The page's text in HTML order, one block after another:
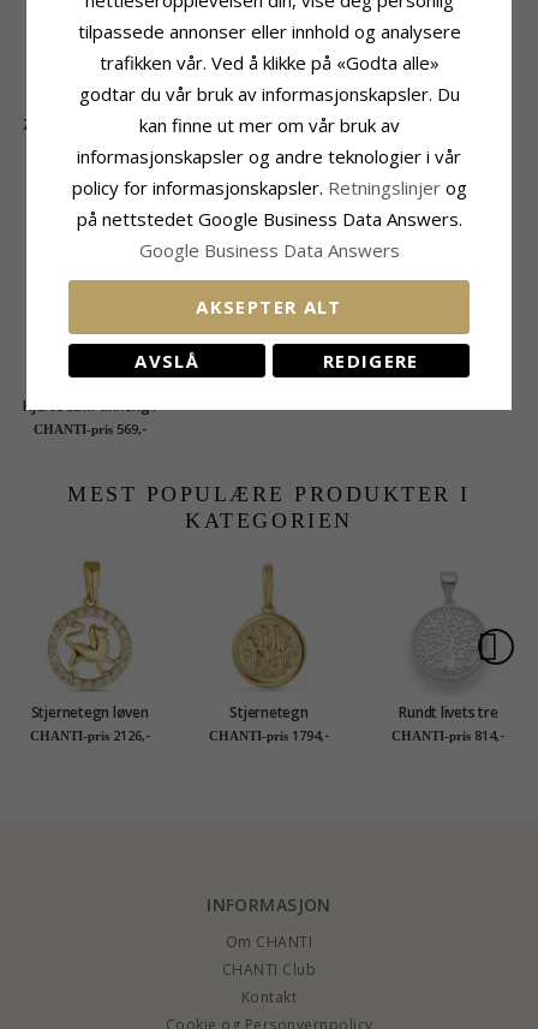
Zirkon sølv anheng i
CHANTI-pris
KUNDER KJØPER OGSÅ
Hjerte safir anheng i
sølv
CHANTI-pris 569,-
MEST POPULÆRE PRODUKTER I
KATEGORIEN
Stjernetegn løven
zirkon anheng i 8
CHANTI-pris 2126,-
Stjernetegn
tvillingene anheng i 9
CHANTI-pris 1794,-
Rundt livets tre
anheng i sølv
CHANTI-pris 814,-
INFORMASJON
Om CHANTI
CHANTI Club
Kontakt
Cookie og Personvernpolicy
tilpassede annonser eller innhold og analysere
trafikken vår. Ved å klikke på «Godta alle»
godtar du vår bruk av informasjonskapsler. Du
kan finne ut mer om vår bruk av
informasjonskapsler og andre teknologier i vår
policy for informasjonskapsler. Retningslinjer og
på nettstedet Google Business Data Answers.
Google Business Data Answers
AKSEPTER ALT
AVSLÅ REDIGERE